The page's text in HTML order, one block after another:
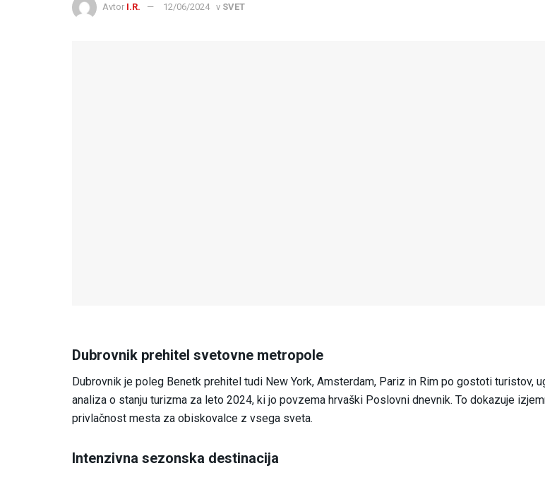
Avtor I.R. 12/06/2024 v SVET
Dubrovnik prehitel svetovne metropole
Dubrovnik je poleg Benetk prehitel tudi New York, Amsterdam, Pariz in Rim po gostoti turistov,
analiza o stanju turizma za leto 2024, ki jo povzema hrvaški Poslovni dnevnik. To dokazuje
privlačnost mesta za obiskovalce z vsega sveta.
Intenzivna sezonska destinacija